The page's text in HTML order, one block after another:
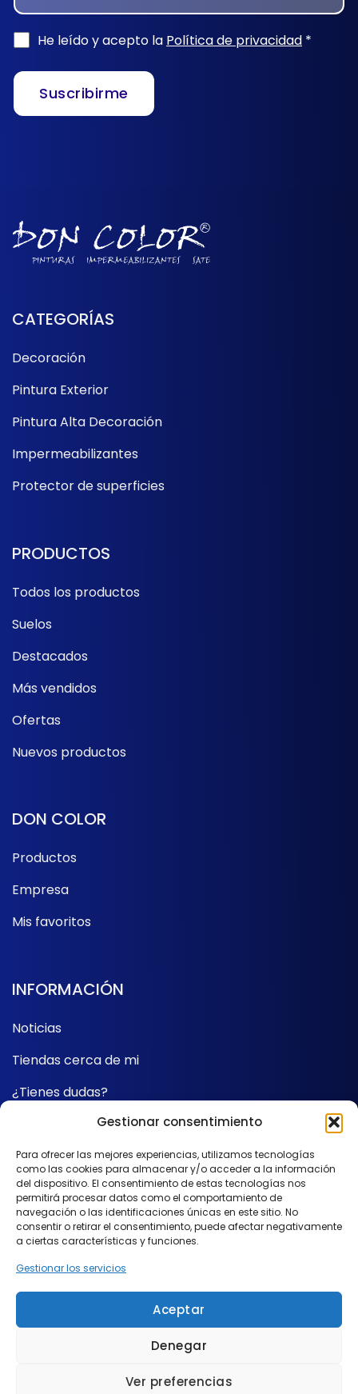
Gestionar consentimiento
Para ofrecer las mejores experiencias, utilizamos tecnologías
como las cookies para almacenar y/o acceder a la información
del dispositivo. El consentimiento de estas tecnologías nos
permitirá procesar datos como el comportamiento de
navegación o las identificaciones únicas en este sitio. No
consentir o retirar el consentimiento, puede afectar negativamente
a ciertas características y funciones.
Gestionar los servicios
Aceptar
Denegar
Ver preferencias
He leído y acepto la Política de privacidad *
Suscribirme
CATEGORÍAS
Decoración
Pintura Exterior
Pintura Alta Decoración
Impermeabilizantes
Protector de superficies
PRODUCTOS
Todos los productos
Suelos
Destacados
Más vendidos
Ofertas
Nuevos productos
DON COLOR
Productos
Empresa
Mis favoritos
INFORMACIÓN
Noticias
Tiendas cerca de mi
¿Tienes dudas?
SÍGUENOS
Made with byUNANIME
Política de cookies